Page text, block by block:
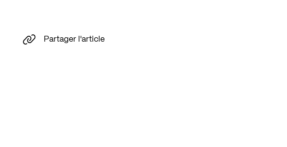
Partager l'article